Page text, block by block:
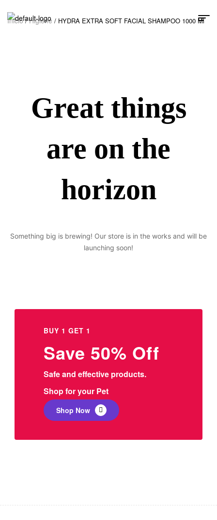
Inicio/Higiene / HYDRA EXTRA SOFT FACIAL SHAMPOO 1000 Ml
Great things
are on the
horizon
Something big is brewing! Our store is in the works and will be
launching soon!
BUY 1 GET 1
Save 50% Off
Safe and effective products.
Shop for your Pet
Shop Now